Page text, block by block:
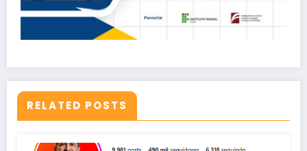
RELATED POSTS